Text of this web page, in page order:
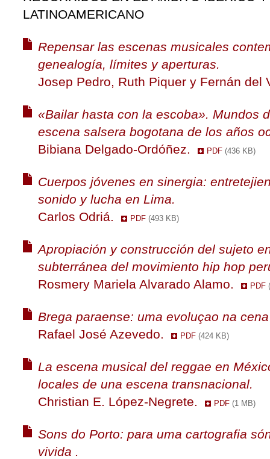
LATINOAMERICANO
Repensar las escenas musicales
genealogía, límites y aperturas.
Josep Pedro, Ruth Piquer y Fernán del
«Bailar hasta con la escoba». Mundos
escena salsera bogotana de los años
Bibiana Delgado-Ordóñez.
PDF(436 KB)
Cuerpos jóvenes en sinergia:
sonido y lucha en Lima.
Carlos Odriá.
PDF(493 KB)
Apropiación y construcción del sujeto
subterránea del movimiento hip hop
Rosmery Mariela Alvarado Alamo.
PDF
Brega paraense: uma evoluçao na
Rafael José Azevedo.
PDF(424 KB)
La escena musical del reggae en
locales de una escena transnacional.
Christian E. López-Negrete.
PDF(1 MB)
Sons do Porto: para uma cartografia
vivida .